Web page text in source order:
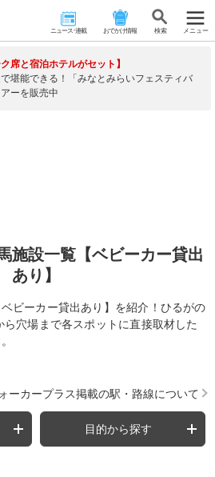
ニュース･連載 おでかけ情報 検 索 メニュー
ク席と宿泊ホテルがセット】
堪能できる！「みなとみらいフェスティバ
ーを販売中
施設一覧【ベビーカー貸出
あり】
ビーカー貸出あり】を紹介！ひるがの
穴場まで各スポットに直接取材した
ーカープラス掲載の駅・路線について
目的から探す